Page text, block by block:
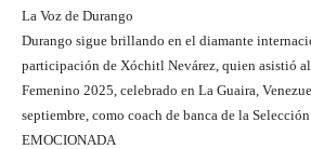
La Voz de Durango
Durango sigue brillando en el diamante
participación de Xóchitl Nevárez, quien asistió
Femenino 2025, celebrado en La Guaira,
septiembre, como coach de banca de la
EMOCIONADA